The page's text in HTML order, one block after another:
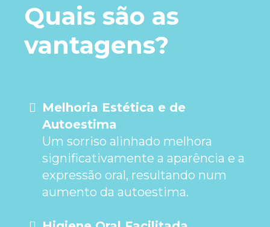
Quais são as
vantagens?
Melhoria Estética e de
Autoestima
Um sorriso alinhado melhora
significativamente a aparência e a
expressão oral, resultando num
aumento da autoestima.